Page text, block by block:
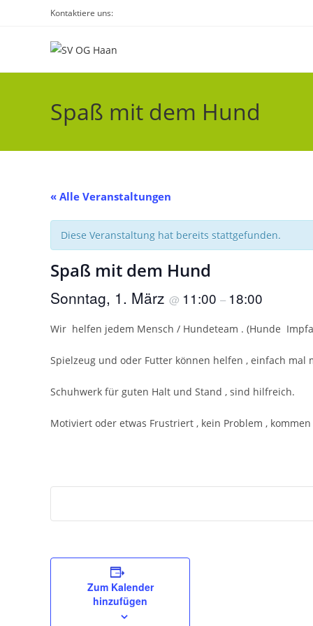
Kontaktiere uns:
Spaß mit dem Hund
« Alle Veranstaltungen
Diese Veranstaltung hat bereits stattgefunden.
Spaß mit dem Hund
Sonntag, 1. März @ 11:00 – 18:00
Wir helfen jedem Mensch / Hundeteam . (Hunde
Spielzeug und oder Futter können helfen , einfach mal
Schuhwerk für guten Halt und Stand , sind hilfreich.
Motiviert oder etwas Frustriert , kein Problem ,
Zum Kalender
hinzufügen